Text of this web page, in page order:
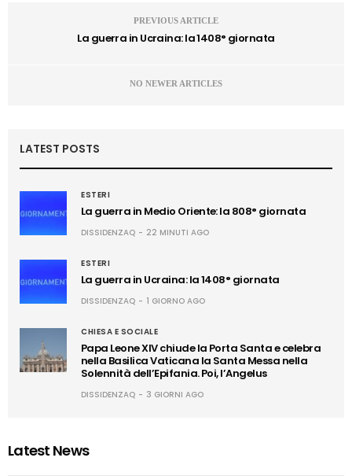
PREVIOUS ARTICLE
La guerra in Ucraina: la 1408° giornata
NO NEWER ARTICLES
LATEST POSTS
ESTERI
La guerra in Medio Oriente: la 808° giornata
DISSIDENZAQ 22 MINUTI AGO
ESTERI
La guerra in Ucraina: la 1408° giornata
DISSIDENZAQ 1 GIORNO AGO
CHIESA E SOCIALE
Papa Leone XIV chiude la Porta Santa e celebra
nella Basilica Vaticana la Santa Messa nella
Solennità dell’Epifania. Poi, l’Angelus
DISSIDENZAQ 3 GIORNI AGO
Latest News